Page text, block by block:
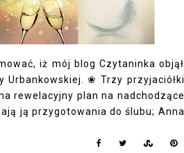
iż mój blog Czytaninka objął
Urbankowskiej. ❀ Trzy przyjaciółki
rewelacyjny plan na nadchodzące
ją przygotowania do ślubu; Anna